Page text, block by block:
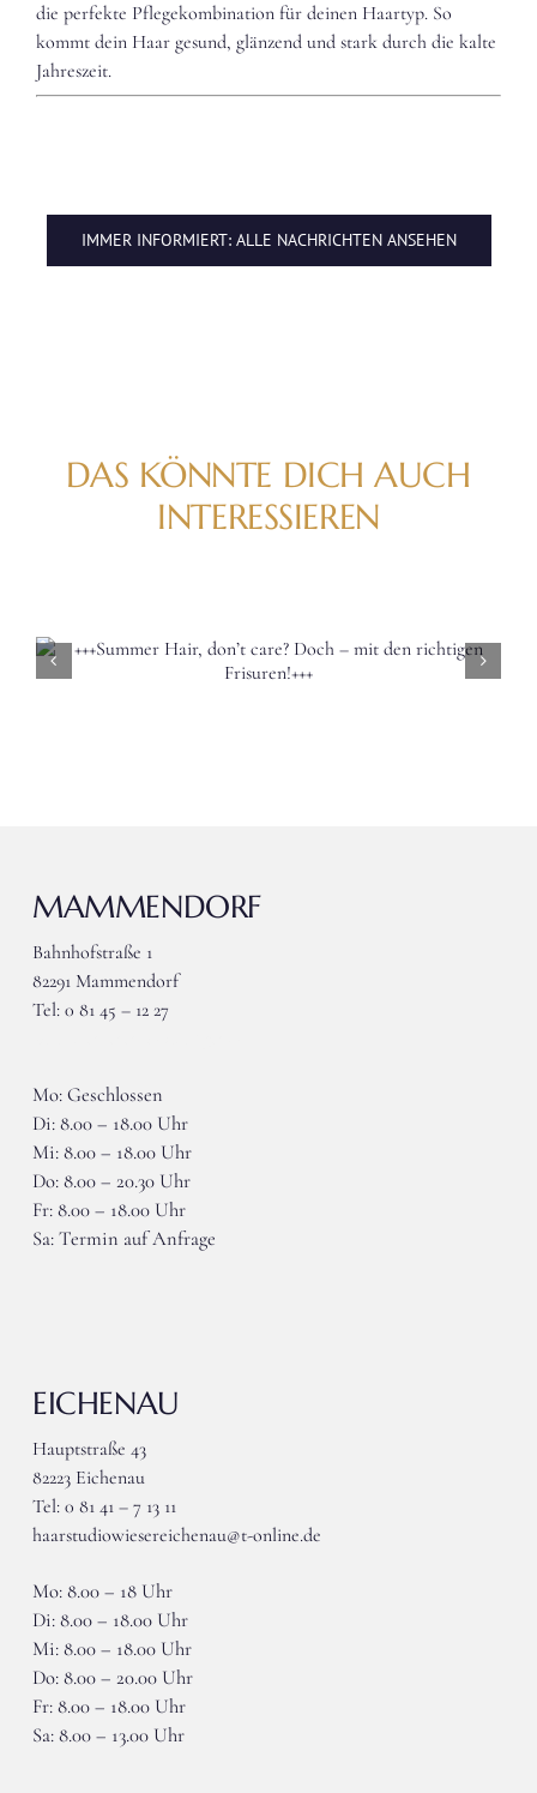
die perfekte Pflegekombination für deinen Haartyp. So
kommt dein Haar gesund, glänzend und stark durch die kalte
Jahreszeit.
IMMER INFORMIERT: ALLE NACHRICHTEN ANSEHEN
DAS KÖNNTE DICH AUCH
INTERESSIEREN
in
MAMMENDORF
Bahnhofstraße 1
82291 Mammendorf
Tel: 0 81 45 – 12 27
Mo: Geschlossen
Di: 8.00 – 18.00 Uhr
Mi: 8.00 – 18.00 Uhr
Do: 8.00 – 20.30 Uhr
Fr: 8.00 – 18.00 Uhr
Sa: Termin auf Anfrage
EICHENAU
Hauptstraße 43
82223 Eichenau
Tel: 0 81 41 – 7 13 11
haarstudiowiesereichenau@t-online.de
Mo: 8.00 – 18 Uhr
Di: 8.00 – 18.00 Uhr
Mi: 8.00 – 18.00 Uhr
Do: 8.00 – 20.00 Uhr
Fr: 8.00 – 18.00 Uhr
Sa: 8.00 – 13.00 Uhr